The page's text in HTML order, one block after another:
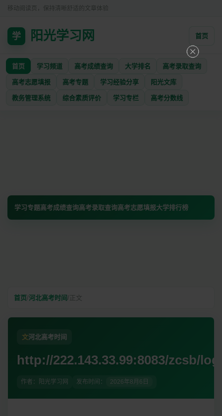
移动阅读页，保持清晰舒适的文章体验
学 阳光学习网 首页
首页 学习频道 高考成绩查询 大学排名 高考录取查询
高考志愿填报 高考专题 学习经验分享 阳光文库
教务管理系统 综合素质评价 学习专栏 高考分数线
学习专题高考成绩查询高考录取查询高考志愿填报大学排行榜
首页/河北高考时间/ 正文
文河北高考时间
http://222.143.33.99:8083/zcsb/
作者：阳光学习网 发布时间： 2026年8月6日